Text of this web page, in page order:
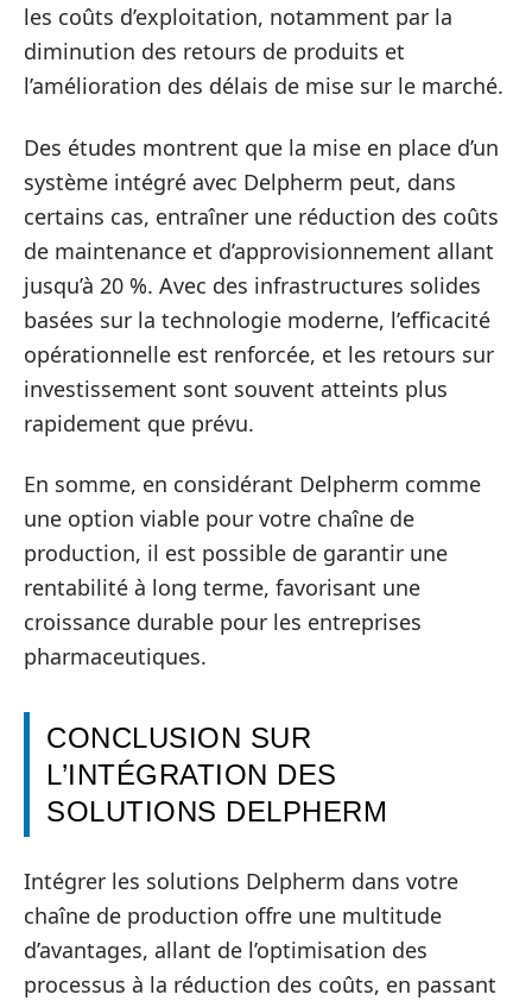
les coûts d’exploitation, notamment par la
diminution des retours de produits et
l’amélioration des délais de mise sur le marché.
Des études montrent que la mise en place d’un
système intégré avec Delpherm peut, dans
certains cas, entraîner une réduction des coûts
de maintenance et d’approvisionnement allant
jusqu’à 20 %. Avec des infrastructures solides
basées sur la technologie moderne, l’efficacité
opérationnelle est renforcée, et les retours sur
investissement sont souvent atteints plus
rapidement que prévu.
En somme, en considérant Delpherm comme
une option viable pour votre chaîne de
production, il est possible de garantir une
rentabilité à long terme, favorisant une
croissance durable pour les entreprises
pharmaceutiques.
CONCLUSION SUR
L’INTÉGRATION DES
SOLUTIONS DELPHERM
Intégrer les solutions Delpherm dans votre
chaîne de production offre une multitude
d’avantages, allant de l’optimisation des
processus à la réduction des coûts, en passant